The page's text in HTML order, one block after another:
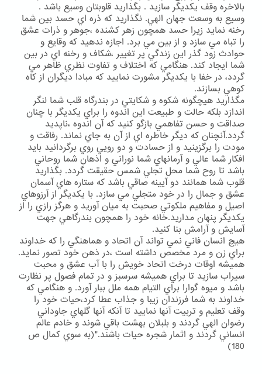
بالاخره وقف يكديگر سازيد . بگذاريد قلوبتان وسيع باشد .
وسيع به وسعت جهان الهي. نگذاريد كه ذره اي حسد بين شما
رخنه نمايد زيرا حسد همچون زهر كشنده ،جوهر و ذرات عشق
را تباه مي سازد و از بين مي برد. اجازه ندهيد كه وقايع و
حوادث زود گذر اين زندگي پر تغيير ،شكاف و رخنه اي در بين
شما ايجاد كند. هنگامي كه اختلاف و تفاوت نظري ظاهر مي
گردد، در خفا با يكديگر مشورت نماييد كه مبادا ديگران از كاه
كوهي بسازند.
مگذاريد هيچگونه شكوه و شكايتي در بندرگاه قلب شما لنگر
اندازد بلكه حالت و طبيعت اين اندوه را براي يكديگر با چنان
صداقت و حسن تفاهمي بازگو كنيد كه آن اندوه ،ناپديد
گردد.آنچنان كه ديگر خاطره اي از آن به جاي نماند. رفاقت و
مودت را برگزينيد و از حسادت و دو رويي روي برگردانيد بايد
افكار شما عالي و آرمانهاي شما نوراني و اذهان شما روحاني
باشد تا روح شما محل تجلي شمس حقيقت گردد. بگذاريد
قلوب شما همانند دو آيينه صاقي باشد كه ستاره هاي آسمان
عشق و جمال را در خود متجلي مي سازد. با يكديگر از آرزوهاي
اصيل و مفاهيم ملكوتي صحبت به ميان آوريد و هرگز رازي را از
يكديگر پنهان مداريد.خانه خود را همچون بندرگاهي جهت
آسايش و آرامش بنا كنيد.
هيچ انسان فاني نمي تواند آن اتحاد و هماهنگي را كه خداوند
براي زن و مرد مخصص داشته است ،در ذهن خود تصور نمايد.
هميشه اوقات درخت اتحاد خويش را با آب عشق و محبت
سيراب سازيد تا براي هميشه سرسبز و در تمام فصول پر نظارت
باشد و ميوه گوارا براي التيام همه ملل ببار آورد. و هنگامي كه
خداوند به شما فرزندان زيبا و جذاب عطا كرد،حيات خود را
وقف تعليم و تربيت آنها نماييد تا آنكه آنها گلهاي جاوداني
رضوان الهي گردند و بلبلان بهشت باقي شوند و خادم عالم
انساني گردند و اثمار شجره حيات باشند."(به سوي كمال ص
180)